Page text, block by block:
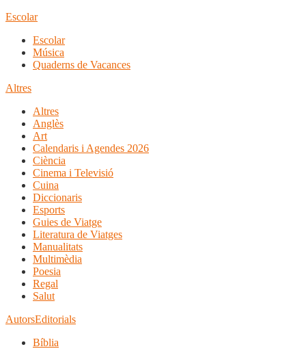
Escolar
Escolar
Música
Quaderns de Vacances
Altres
Altres
Anglès
Art
Calendaris i Agendes 2026
Ciència
Cinema i Televisió
Cuina
Diccionaris
Esports
Guies de Viatge
Literatura de Viatges
Manualitats
Multimèdia
Poesia
Regal
Salut
AutorsEditorials
Bíblia